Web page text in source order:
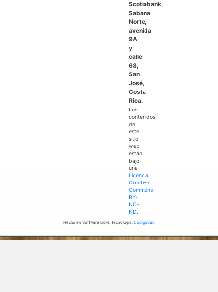
Scotiabank,
Sabana
Norte,
avenida
9A
y
calle
68,
San
José,
Costa
Rica.
Los
contenidos
de
este
sitio
web
están
bajo
una
Licencia
Creative
Commons
BY-
NC-
ND.
Hecho en Software Libre. Tecnología: CódigoSur